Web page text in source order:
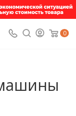
0